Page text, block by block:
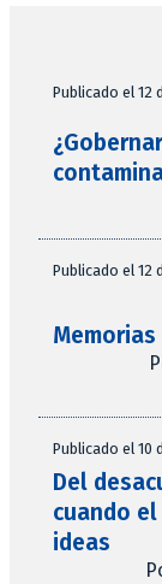
Publicado el 12
Publicado el 12
Publicado el 10
Del
cuando
ideas